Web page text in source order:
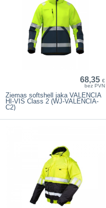
68,35 €
bez PVN
Ziemas softshell jaka VALENCIA
HI-VIS Class 2 (WJ-VALENCIA-
C2)